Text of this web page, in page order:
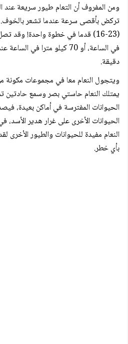
ومن المفروف أن التعام طيور سريعة عند
تركض بأقصى سرعة عندما تشعر بالخوف.
دقيقة.
ويتجول النعام معا في مجموعات مكونة
يمتلك النعام حاستي بصر وسمع حادتين
الحيوانات المفترسة في أماكن بعيدة،
الحيوانات الأخرى على غرار هدير الأسد،
النعام مفيدة للحيوانات والطيور الأخرى
بأي خطر.